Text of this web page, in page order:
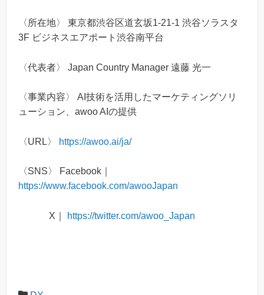
〈所在地〉 東京都渋谷区道玄坂1-21-1 渋谷ソラスタ
3F ビジネスエアポート渋谷南平台
〈代表者〉 Japan Country Manager 遠藤 光一
〈事業内容〉 AI技術を活用したマーケティングソリ
ューション、awoo AIの提供
〈URL〉 https://awoo.ai/ja/
〈SNS〉 Facebook｜
https://www.facebook.com/awooJapan
X｜ https://twitter.com/awoo_Japan